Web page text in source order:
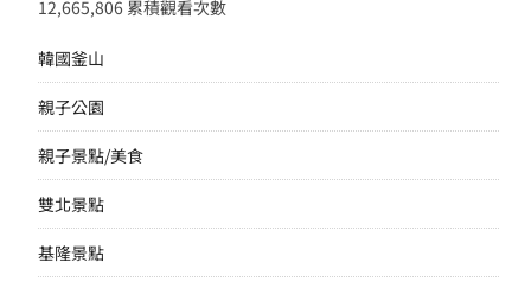
12,665,806 累積觀看次數
韓國釜山
親子公園
親子景點/美食
雙北景點
基隆景點